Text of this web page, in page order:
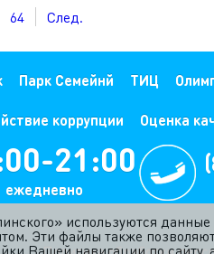
64 След.
Парк Семейнй ТИЦ
коррупции Оценка
21:00
используются
Эти файлы также
Вашей навигации по сайту,